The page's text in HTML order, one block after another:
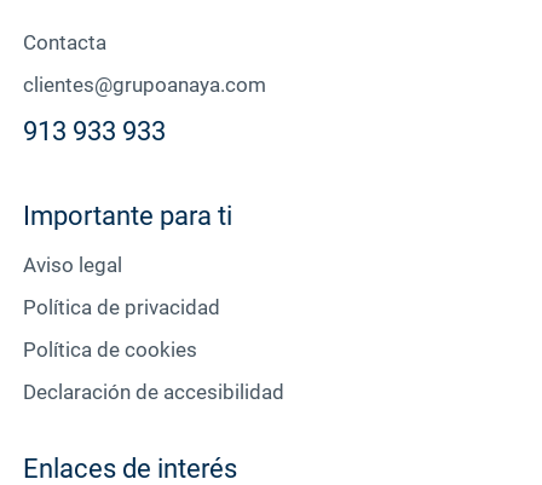
Contacta
clientes@grupoanaya.com
913 933 933
Importante para ti
Aviso legal
Política de privacidad
Política de cookies
Declaración de accesibilidad
Enlaces de interés